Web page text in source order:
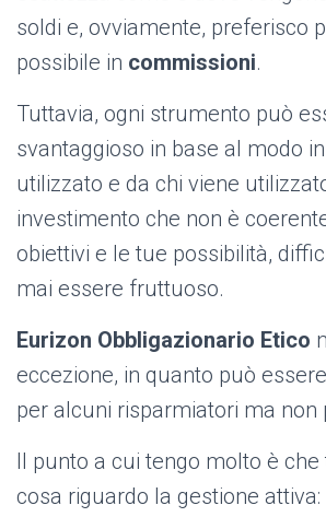
soldi e, ovviamente, preferisco
possibile in commissioni.
Tuttavia, ogni strumento può
svantaggioso in base al modo
utilizzato e da chi viene
investimento che non è
obiettivi e le tue possibilità,
mai essere fruttuoso.
Eurizon Obbligazionario Etico
eccezione, in quanto può
per alcuni risparmiatori ma non
Il punto a cui tengo molto è
cosa riguardo la gestione